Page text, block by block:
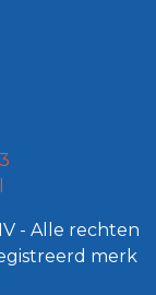
- Alle rechten
merk